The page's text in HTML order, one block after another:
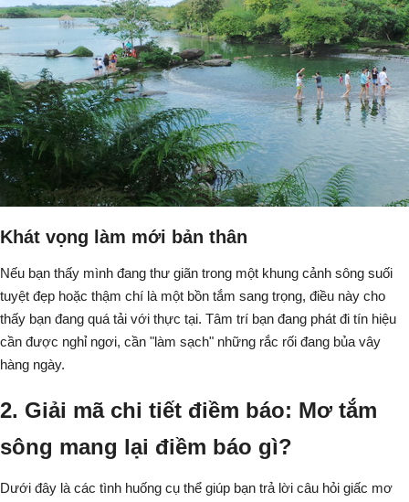
Khát vọng làm mới bản thân
Nếu bạn thấy mình đang thư giãn trong một khung cảnh sông suối
tuyệt đẹp hoặc thậm chí là một bồn tắm sang trọng, điều này cho
thấy bạn đang quá tải với thực tại. Tâm trí bạn đang phát đi tín hiệu
cần được nghỉ ngơi, cần "làm sạch" những rắc rối đang bủa vây
hàng ngày.
2. Giải mã chi tiết điềm báo: Mơ tắm
sông mang lại điềm báo gì?
Dưới đây là các tình huống cụ thể giúp bạn trả lời câu hỏi giấc mơ